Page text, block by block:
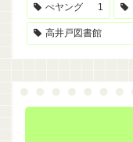
ぺヤング 1
高井戸図書館